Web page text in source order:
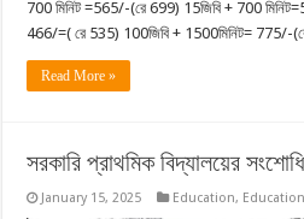
700 মিনিট =565/-(রে 699) 15জিবি + 700
466/=( রে 535) 100জিবি + 1500মিনিট= 775/-
Read More »
সরকারি প্রাথমিক বিদ্যালয়ের
January 15, 2025 Education,